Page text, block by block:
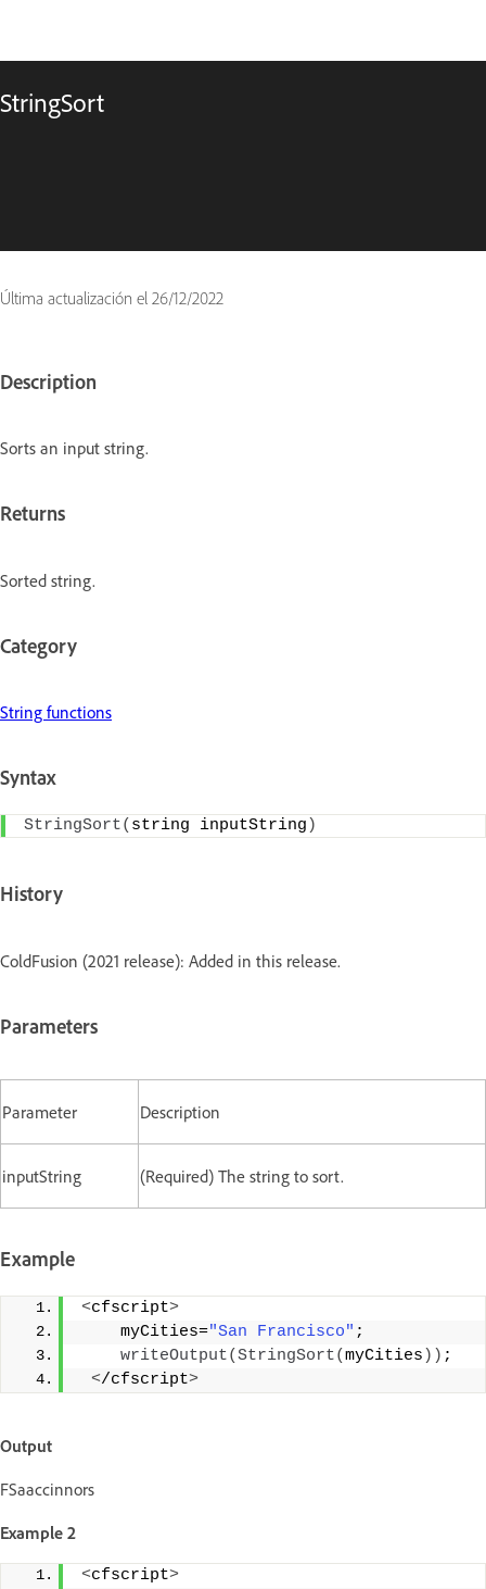
StringSort
Última actualización el 26/12/2022
Description
Sorts an input string.
Returns
Sorted string.
Category
String functions
Syntax
StringSort( string inputString )
History
ColdFusion (2021 release): Added in this release.
Parameters
Parameter Description
inputString (Required) The string to sort.
Example
<cfscript>
    myCities=
"San Francisco"
writeOutput(StringSort(myCities )) ;
</cfscript>
Output
FSaaccinnors
Example 2
<cfscript>